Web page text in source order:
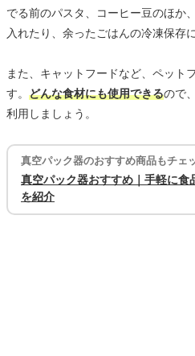
でる前のパスタ、コーヒー豆のほか
入れたり、余ったごはんの冷凍保存
また、キャットフードなど、ペット
す。 どんな食材にも使用できるので
利用しましょう。
真空パック器のおすすめ商品もチェ
真空パック器おすすめ｜手軽に食
を紹介